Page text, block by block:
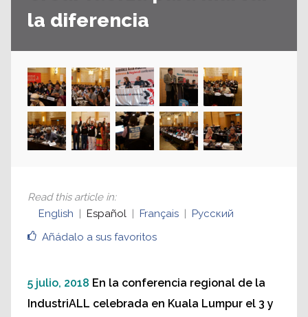
la diferencia
Añádalo a sus favoritos
Read this article in:
English
Español Français Русский
5 julio, 2018 En la conferencia regional de la
IndustriALL celebrada en Kuala Lumpur el 3 y